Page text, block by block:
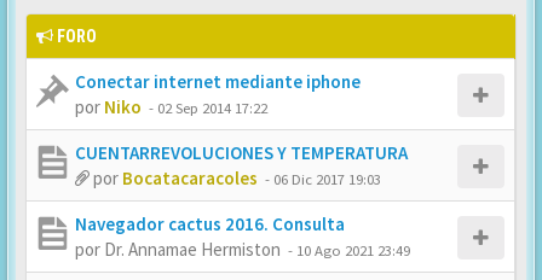
FORO
Conectar internet mediante iphone
por Niko - 02 Sep 2014 17:22
CUENTARREVOLUCIONES Y TEMPERATURA
por Bocatacaracoles - 06 Dic 2017 19:03
Navegador cactus 2016. Consulta
por Dr. Annamae Hermiston - 10 Ago 2021 23:49